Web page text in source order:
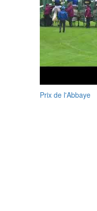
Prix de l'Abbaye